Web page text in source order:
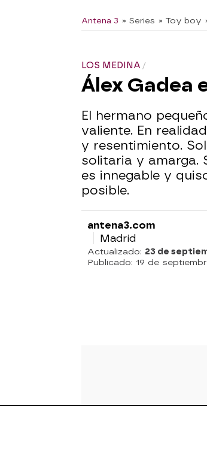
Antena 3 » Series » Toy boy
LOS MEDINA
Álex Gadea
El hermano
valiente. En
y resentimiento.
solitaria y amarga.
es innegable y
posible.
antena3.com
Madrid
Actualizado: 23 de
Publicado: 19 de